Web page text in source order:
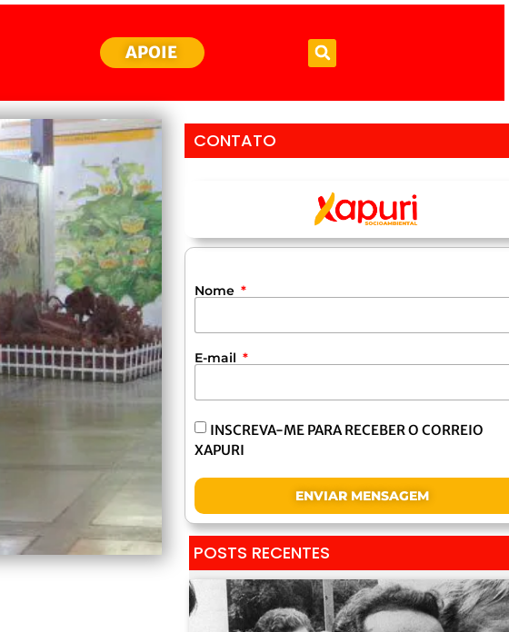
APOIE
CONTATO
Nome
E-mail
INSCREVA-ME PARA RECEBER O CORREIO
XAPURI
ENVIAR MENSAGEM
POSTS RECENTES